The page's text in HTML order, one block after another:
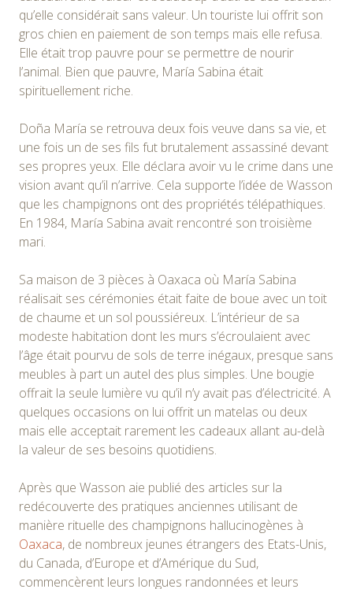
qu’elle considérait sans valeur. Un touriste lui offrit son
gros chien en paiement de son temps mais elle refusa.
Elle était trop pauvre pour se permettre de nourir
l’animal. Bien que pauvre, María Sabina était
spirituellement riche.
Doña María se retrouva deux fois veuve dans sa vie, et
une fois un de ses fils fut brutalement assassiné devant
ses propres yeux. Elle déclara avoir vu le crime dans une
vision avant qu’il n’arrive. Cela supporte l’idée de Wasson
que les champignons ont des propriétés télépathiques.
En 1984, María Sabina avait rencontré son troisième
mari.
Sa maison de 3 pièces à Oaxaca où María Sabina
réalisait ses cérémonies était faite de boue avec un toit
de chaume et un sol poussiéreux. L’intérieur de sa
modeste habitation dont les murs s’écroulaient avec
l’âge était pourvu de sols de terre inégaux, presque sans
meubles à part un autel des plus simples. Une bougie
offrait la seule lumière vu qu’il n’y avait pas d’électricité. A
quelques occasions on lui offrit un matelas ou deux
mais elle acceptait rarement les cadeaux allant au-delà
la valeur de ses besoins quotidiens.
Après que Wasson aie publié des articles sur la
redécouverte des pratiques anciennes utilisant de
manière rituelle des champignons hallucinogènes à
Oaxaca, de nombreux jeunes étrangers des Etats-Unis,
du Canada, d’Europe et d’Amérique du Sud,
commencèrent leurs longues randonnées et leurs